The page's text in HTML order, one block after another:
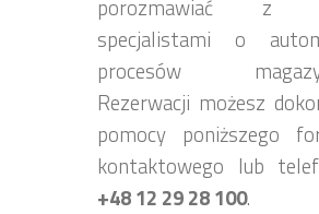
porozmawiać z
specjalistami o
procesów
Rezerwacji możesz
pomocy poniższego
kontaktowego lub
+48 12 29 28 100.